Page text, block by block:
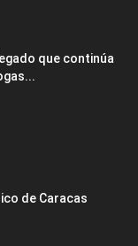
que continúa
de Caracas